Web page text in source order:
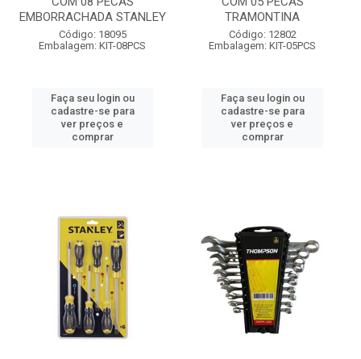
EMBORRACHADA STANLEY
Código: 18095
Embalagem: KIT-08PCS
Faça seu login ou
cadastre-se para
ver preços e
comprar
TRAMONTINA
Código: 12802
Embalagem: KIT-05PCS
Faça seu login ou
cadastre-se para
ver preços e
comprar